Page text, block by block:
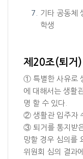
기타 공동체
학생
제20조(퇴거)
① 특별한 사유로
에 대해서는 생활
명 할 수 있다.
② 생활관 입주자
③ 퇴거를 통지받
망할 경우 심의를
위원회 심의 결과